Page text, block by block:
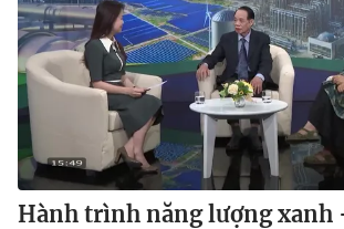
Hành trình năng lượng